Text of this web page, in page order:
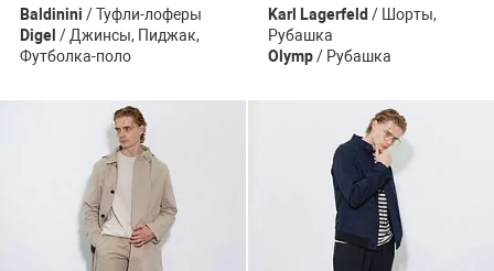
Baldinini / Туфли-лоферы
Digel / Джинсы, Пиджак,
Футболка-поло
Karl Lagerfeld / Шорты,
Рубашка
Olymp/ Рубашка